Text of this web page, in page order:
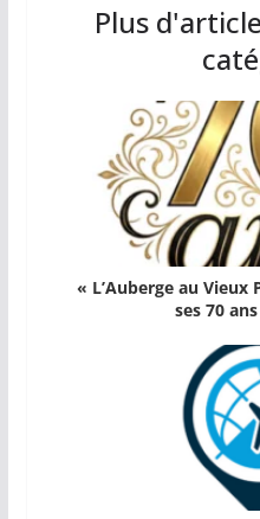
Plus
« L’Auberge au Vieux
ses 70